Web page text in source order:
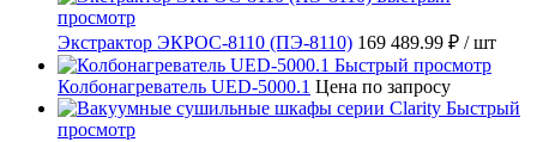
просмотр
Экстрактор ЭКРОС-8110 (ПЭ-8110) 169 489.99 ₽ / шт
Быстрый просмотр
Колбонагреватель UED-5000.1 Цена по запросу
Быстрый
просмотр